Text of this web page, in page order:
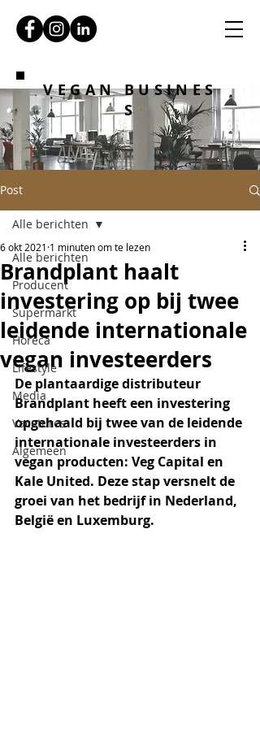
VEGAN BUSINES
S
Post
Alle berichten
Producent
Supermarkt
Horeca
Lifestyle
Media
Vacatures
Algemeen
Alle berichten
Brandplant haalt
investering op bij twee
leidende internationale
vegan investeerders
6 okt 2021 1 minuten om te lezen
De plantaardige distributeur
Brandplant heeft een investering
opgehaald bij twee van de leidende
internationale investeerders in
vegan producten: Veg Capital en
Kale United. Deze stap versnelt de
groei van het bedrijf in Nederland,
België en Luxemburg.